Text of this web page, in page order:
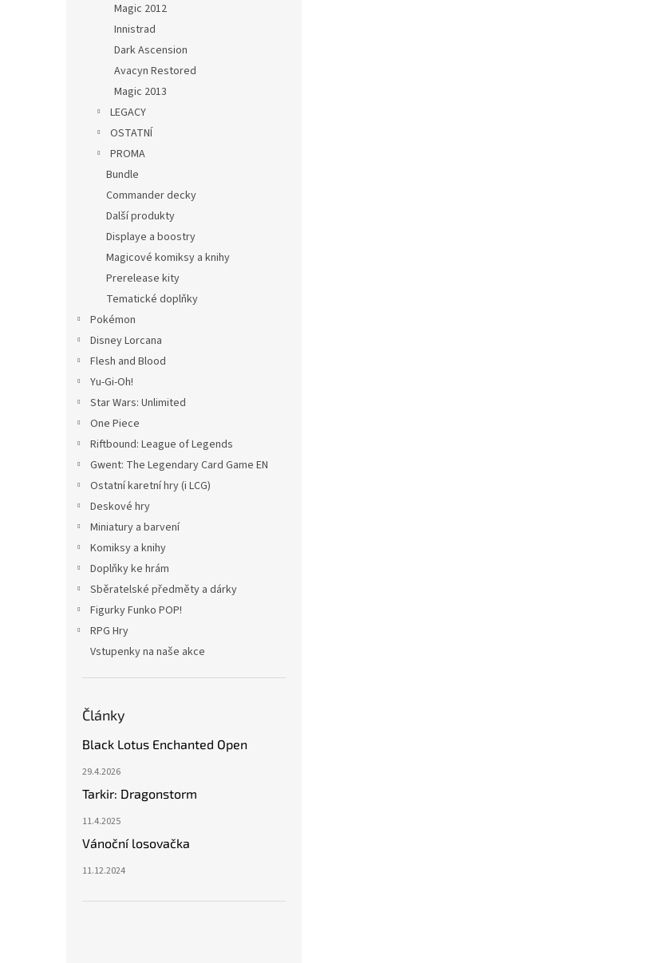
Magic 2012
Innistrad
Dark Ascension
Avacyn Restored
Magic 2013
LEGACY
OSTATNÍ
PROMA
Bundle
Commander decky
Další produkty
Displaye a boostry
Magicové komiksy a knihy
Prerelease kity
Tematické doplňky
Pokémon
Disney Lorcana
Flesh and Blood
Yu-Gi-Oh!
Star Wars: Unlimited
One Piece
Riftbound: League of Legends
Gwent: The Legendary Card Game EN
Ostatní karetní hry (i LCG)
Deskové hry
Miniatury a barvení
Komiksy a knihy
Doplňky ke hrám
Sběratelské předměty a dárky
Figurky Funko POP!
RPG Hry
Vstupenky na naše akce
Články
Black Lotus Enchanted Open
29.4.2026
Tarkir: Dragonstorm
11.4.2025
Vánoční losovačka
11.12.2024